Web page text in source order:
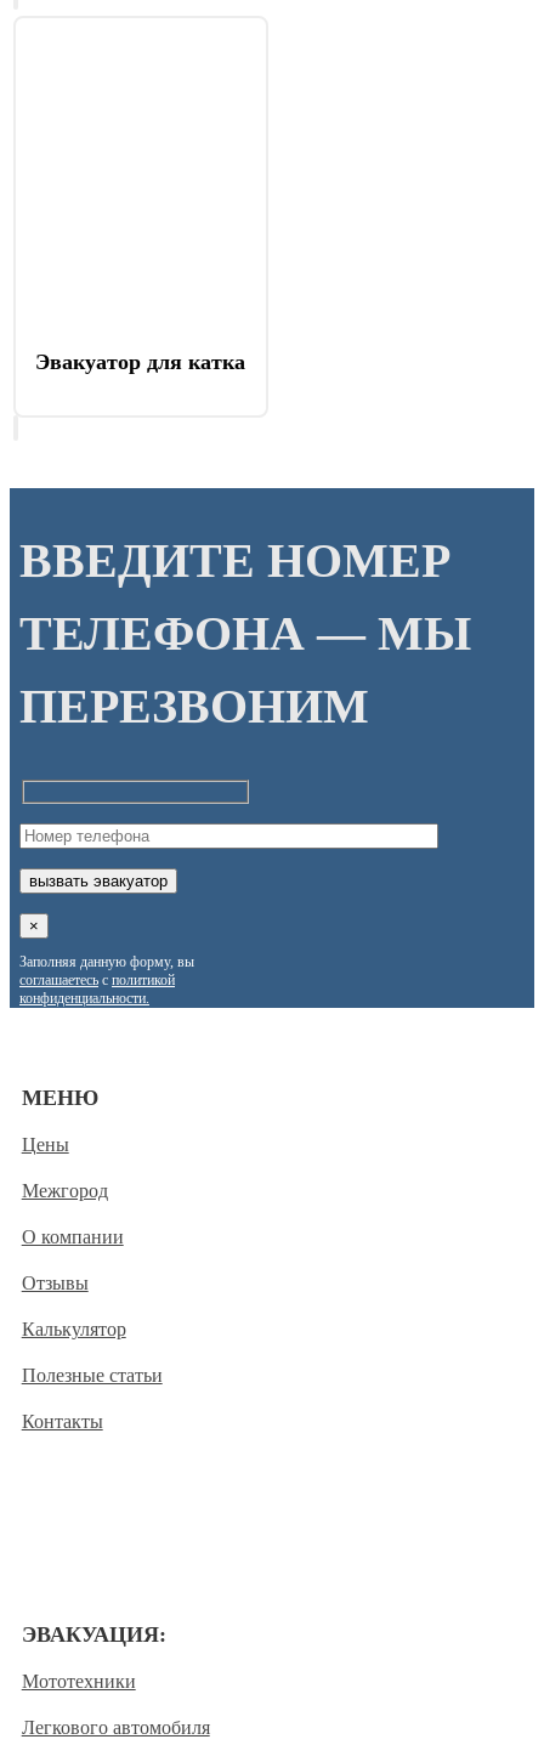
Эвакуатор для катка
ВВЕДИТЕ НОМЕР
ТЕЛЕФОНА — МЫ
ПЕРЕЗВОНИМ
×
Заполняя данную форму, вы
соглашаетесь с политикой
конфиденциальности.
МЕНЮ
Цены
Межгород
О компании
Отзывы
Калькулятор
Полезные статьи
Контакты
ЭВАКУАЦИЯ:
Мототехники
Легкового автомобиля